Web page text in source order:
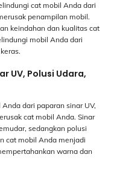
cat mobil Anda dari
penampilan mobil.
keindahan dan kualitas cat
mobil Anda dari
UV, Polusi Udara,
dari paparan sinar UV,
cat mobil Anda. Sinar
sedangkan polusi
cat mobil Anda menjadi
warna dan